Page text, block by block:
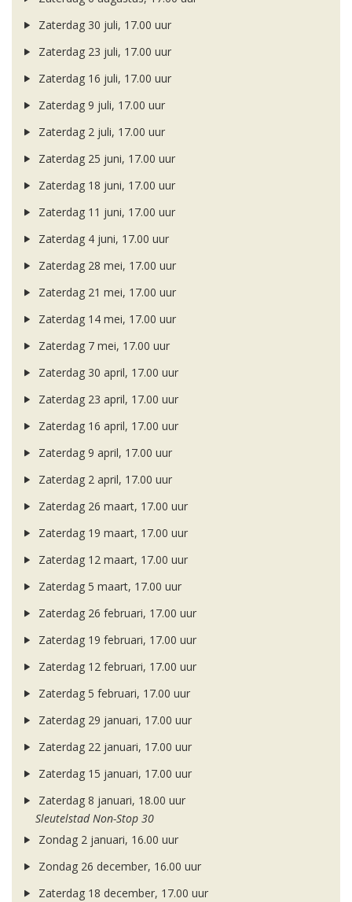
Zaterdag 30 juli, 17.00 uur
Zaterdag 23 juli, 17.00 uur
Zaterdag 16 juli, 17.00 uur
Zaterdag 9 juli, 17.00 uur
Zaterdag 2 juli, 17.00 uur
Zaterdag 25 juni, 17.00 uur
Zaterdag 18 juni, 17.00 uur
Zaterdag 11 juni, 17.00 uur
Zaterdag 4 juni, 17.00 uur
Zaterdag 28 mei, 17.00 uur
Zaterdag 21 mei, 17.00 uur
Zaterdag 14 mei, 17.00 uur
Zaterdag 7 mei, 17.00 uur
Zaterdag 30 april, 17.00 uur
Zaterdag 23 april, 17.00 uur
Zaterdag 16 april, 17.00 uur
Zaterdag 9 april, 17.00 uur
Zaterdag 2 april, 17.00 uur
Zaterdag 26 maart, 17.00 uur
Zaterdag 19 maart, 17.00 uur
Zaterdag 12 maart, 17.00 uur
Zaterdag 5 maart, 17.00 uur
Zaterdag 26 februari, 17.00 uur
Zaterdag 19 februari, 17.00 uur
Zaterdag 12 februari, 17.00 uur
Zaterdag 5 februari, 17.00 uur
Zaterdag 29 januari, 17.00 uur
Zaterdag 22 januari, 17.00 uur
Zaterdag 15 januari, 17.00 uur
Zaterdag 8 januari, 18.00 uur
Sleutelstad Non-Stop 30
Zondag 2 januari, 16.00 uur
Zondag 26 december, 16.00 uur
Zaterdag 18 december, 17.00 uur